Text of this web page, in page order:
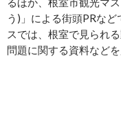
う)」による街頭PRな
スでは、根室で見られ
問題に関する資料などを